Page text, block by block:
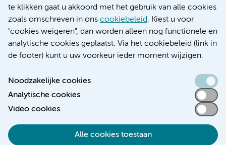
te klikken gaat u akkoord met het gebruik van alle cookies
zoals omschreven in ons cookiebeleid. Kiest u voor
"cookies weigeren", dan worden alleen nog functionele en
analytische cookies geplaatst. Via het cookiebeleid (link in
de footer) kunt u uw voorkeur ieder moment wijzigen.
Noodzakelijke cookies
Analytische cookies
Video cookies
Alle cookies toestaan
Verwijzen & diagnostiek
Toegankelijkheidsverklaring